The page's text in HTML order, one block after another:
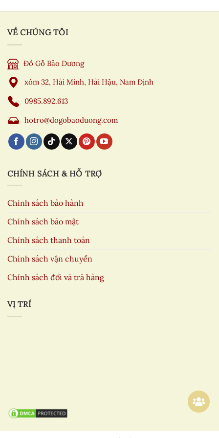
VỀ CHÚNG TÔI
Đồ Gỗ Bảo Dương
xóm 32, Hải Minh, Hải Hậu, Nam Định
0985.892.613
hotro@dogobaoduong.com
CHÍNH SÁCH & HỖ TRỢ
Chính sách bảo hành
Chính sách bảo mật
Chính sách thanh toán
Chính sách vận chuyển
Chính sách đổi và trả hàng
VỊ TRÍ